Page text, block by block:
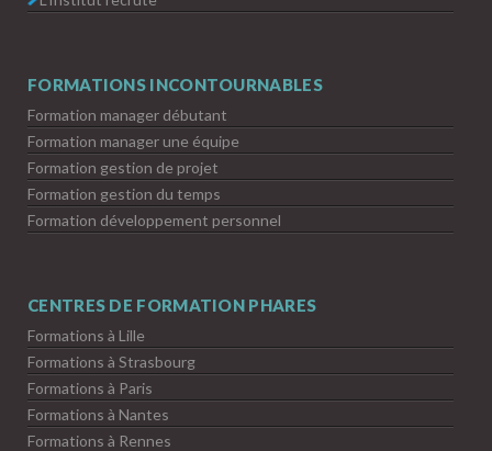
FORMATIONS INCONTOURNABLES
Formation manager débutant
Formation manager une équipe
Formation gestion de projet
Formation gestion du temps
Formation développement personnel
CENTRES DE FORMATION PHARES
Formations à Lille
Formations à Strasbourg
Formations à Paris
Formations à Nantes
Formations à Rennes